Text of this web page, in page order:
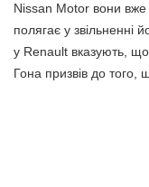
Nissan Motor вони вже
полягає у звільненні
у Renault вказують,
Гона призвів до